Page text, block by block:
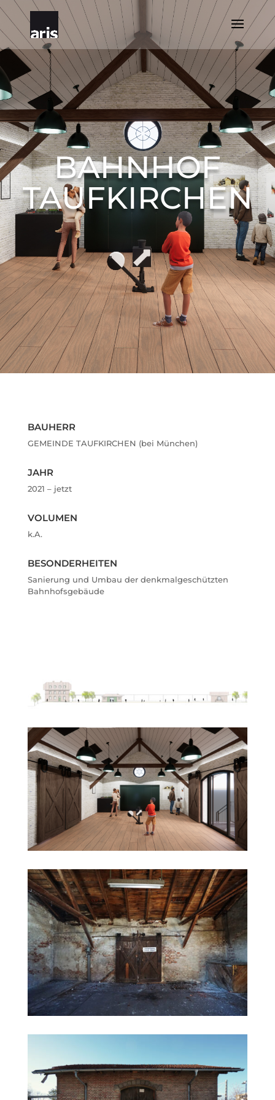
BAHNHOF
TAUFKIRCHEN
BAUHERR
GEMEINDE TAUFKIRCHEN (bei München)
JAHR
2021 – jetzt
VOLUMEN
k.A.
BESONDERHEITEN
Sanierung und Umbau der denkmalgeschützten
Bahnhofsgebäude